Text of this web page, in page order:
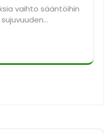
vaihto sääntöihin